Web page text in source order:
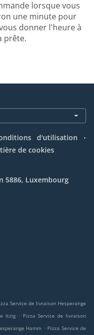
lorsque vous
une minute pour
donner l'heure à
prête.
d'utilisation .
de cookies
5886, Luxembourg
Service de livraison Hesperange
Itzig . Pizza Service de livraison
Hamm . Pizza Service de